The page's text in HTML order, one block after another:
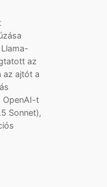
az
az ajtót a
OpenAI-t
Sonnet),